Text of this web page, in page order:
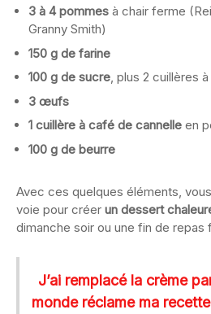
3 à 4 pommes à chair ferme
Granny Smith)
150 g de farine
100 g de sucre, plus 2 cuillères
3 œufs
1 cuillère à café de cannelle en
100 g de beurre
Avec ces quelques éléments,
voie pour créer un dessert
dimanche soir ou une fin de repas
J’ai remplacé la crème
monde réclame ma